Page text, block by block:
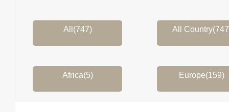
All(747) All
Africa(5) Europe(159)